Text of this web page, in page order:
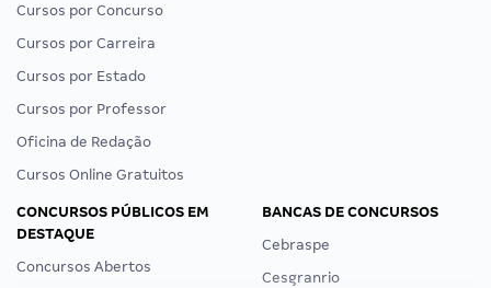
Cursos por Concurso
Cursos por Carreira
Cursos por Estado
Cursos por Professor
Oficina de Redação
Cursos Online Gratuitos
CONCURSOS PÚBLICOS EM
DESTAQUE
Concursos Abertos
BANCAS DE CONCURSOS
Cebraspe
Cesgranrio